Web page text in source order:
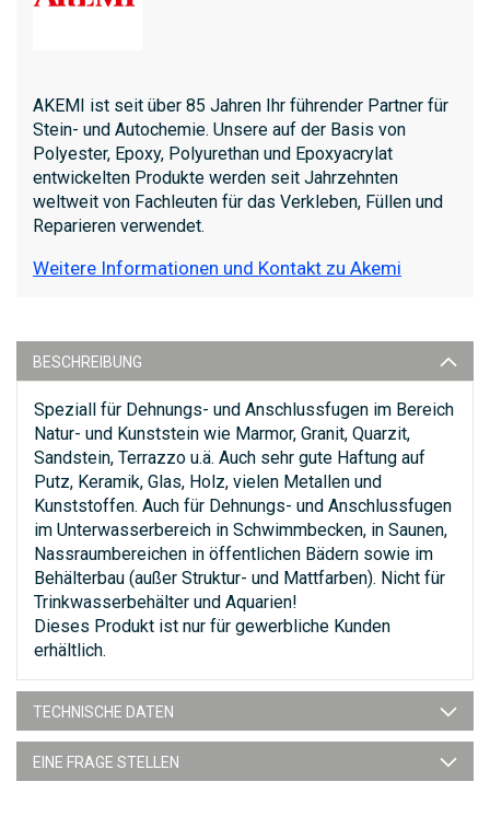
AKEMI ist seit über 85 Jahren Ihr führender Partner für
Stein- und Autochemie. Unsere auf der Basis von
Polyester, Epoxy, Polyurethan und Epoxyacrylat
entwickelten Produkte werden seit Jahrzehnten
weltweit von Fachleuten für das Verkleben, Füllen und
Reparieren verwendet.
Weitere Informationen und Kontakt zu Akemi
BESCHREIBUNG
Speziall für Dehnungs- und Anschlussfugen im Bereich
Natur- und Kunststein wie Marmor, Granit, Quarzit,
Sandstein, Terrazzo u.ä. Auch sehr gute Haftung auf
Putz, Keramik, Glas, Holz, vielen Metallen und
Kunststoffen. Auch für Dehnungs- und Anschlussfugen
im Unterwasserbereich in Schwimmbecken, in Saunen,
Nassraumbereichen in öffentlichen Bädern sowie im
Behälterbau (außer Struktur- und Mattfarben). Nicht für
Trinkwasserbehälter und Aquarien!
Dieses Produkt ist nur für gewerbliche Kunden
erhältlich.
TECHNISCHE DATEN
EINE FRAGE STELLEN